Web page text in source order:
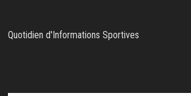
Quotidien d'Informations Sportives